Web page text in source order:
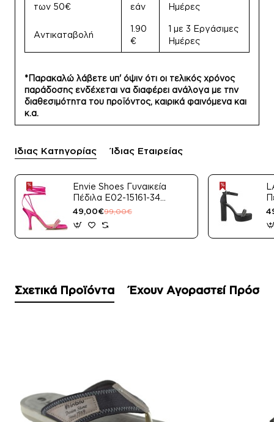
των 50€
εάν
Ημέρες
Αντικαταβολή
1.90
€
1 με 3 Εργάσιμες
Ημέρες
*Παρακαλώ λάβετε υπ' όψιν ότι οι τελικός χρόνος
παράδοσης ενδέχεται να διαφέρει ανάλογα με την
διαθεσιμότητα του προϊόντος, καιρικά φαινόμενα και
κ.α.
Ίδιας Κατηγορίας Ίδιας Εταιρείας
Envie Shoes Γυναικεία
Πέδιλα E02-15161-34
Μαύρο Satin
49,00€99,00€
Σχετικά Προϊόντα Έχουν Αγοραστεί